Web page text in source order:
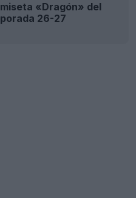
«Dragón» del
26-27